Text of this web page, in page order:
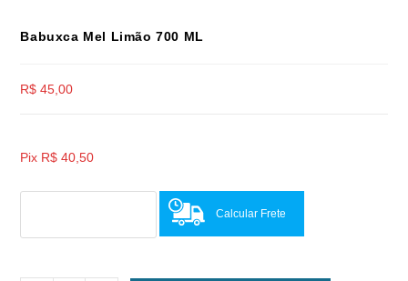
Babuxca Mel Limão 700 ML
R$ 45,00
Pix R$ 40,50
Calcular Frete